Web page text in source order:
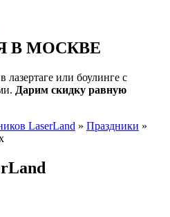
В МОСКВЕ
или боулинге с
Дарим скидку равную
LaserLand » Праздники »